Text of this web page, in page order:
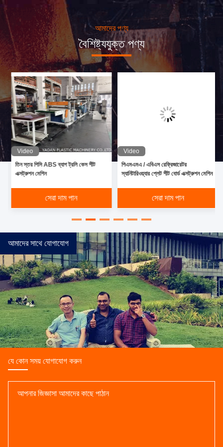
আমাদের পণ্য
বৈশিষ্ট্যযুক্ত পণ্য
Video
তিন স্তর পিসি ABS ব্যাগ ট্রলি কেস শীট
এক্সট্রুশন মেশিন
সেরা দাম পান
Video
পিএমএমএ / এবিএস রেফ্রিজারেটর
স্যানিটারিওয়্যার প্লেট শীট বোর্ড এক্সট্রুশন মেশিন
সেরা দাম পান
আমাদের সাথে যোগাযোগ
যে কোন সময় যোগাযোগ করুন